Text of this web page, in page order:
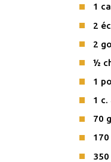
1
2
2
½
1
1 c.
70